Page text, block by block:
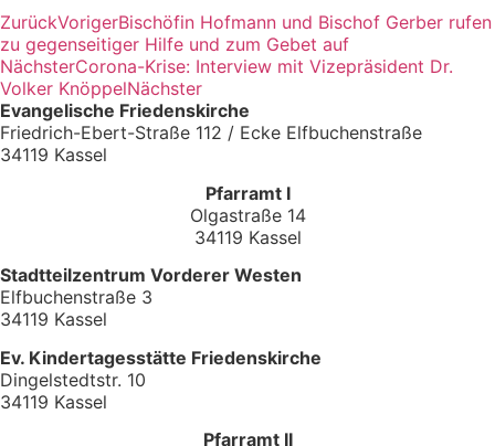
ZurückVorigerBischöfin Hofmann und Bischof Gerber rufen
zu gegenseitiger Hilfe und zum Gebet auf
NächsterCorona-Krise: Interview mit Vizepräsident Dr.
Volker KnöppelNächster
Evangelische Friedenskirche
Friedrich-Ebert-Straße 112 / Ecke Elfbuchenstraße
34119 Kassel
Pfarramt I
Olgastraße 14
34119 Kassel
Stadtteilzentrum Vorderer Westen
Elfbuchenstraße 3
34119 Kassel
Ev. Kindertagesstätte Friedenskirche
Dingelstedtstr. 10
34119 Kassel
Pfarramt II